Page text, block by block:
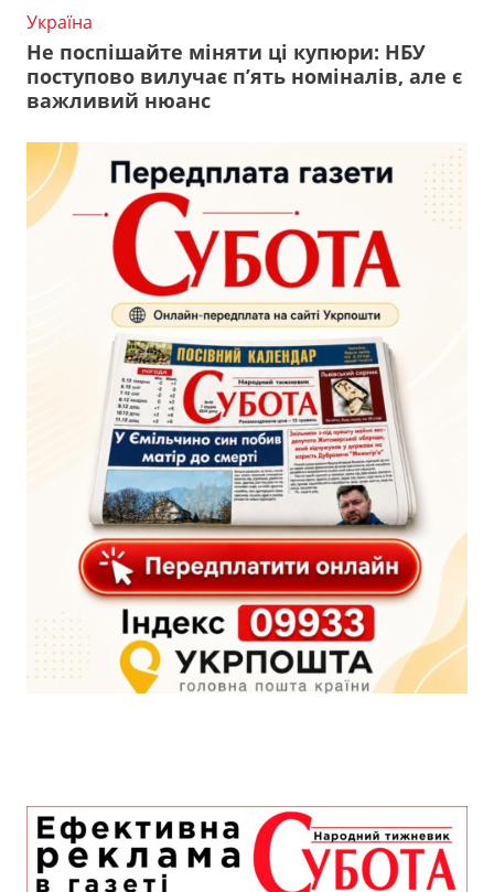
Україна
Не поспішайте міняти ці купюри: НБУ
поступово вилучає п’ять номіналів, але є
важливий нюанс